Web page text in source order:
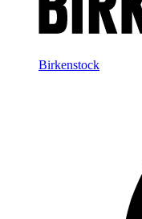
Birkenstock